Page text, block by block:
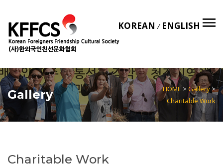
KOREAN / ENGLISH
Gallery HOME > Gallery>
Charitable Work
Charitable Work